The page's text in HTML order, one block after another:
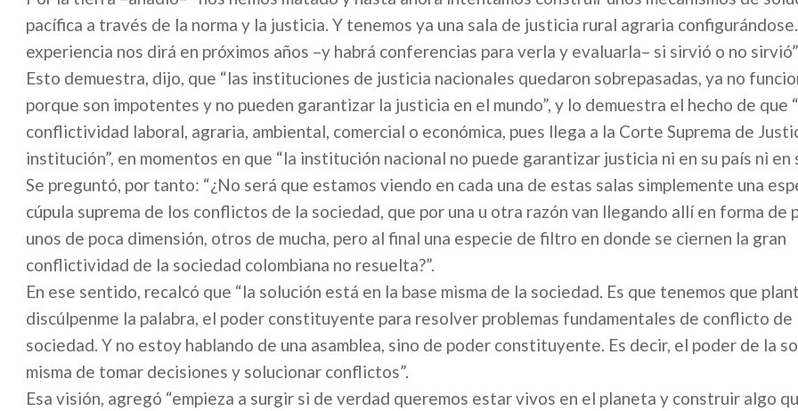
pacífica a través de la norma y la justicia. Y tenemos ya una sala de justicia rural agraria configurándose.
experiencia nos dirá en próximos años –y habrá conferencias para verla y evaluarla– si sirvió o no
Esto demuestra, dijo, que “las instituciones de justicia nacionales quedaron sobrepasadas, ya no
porque son impotentes y no pueden garantizar la justicia en el mundo”, y lo demuestra el hecho de que
conflictividad laboral, agraria, ambiental, comercial o económica, pues llega a la Corte Suprema de
institución”, en momentos en que “la institución nacional no puede garantizar justicia ni en su país ni en
Se preguntó, por tanto: “¿No será que estamos viendo en cada una de estas salas simplemente una
cúpula suprema de los conflictos de la sociedad, que por una u otra razón van llegando allí en forma de
unos de poca dimensión, otros de mucha, pero al final una especie de filtro en donde se ciernen la gran
conflictividad de la sociedad colombiana no resuelta?”.
En ese sentido, recalcó que “la solución está en la base misma de la sociedad. Es que tenemos que
discúlpenme la palabra, el poder constituyente para resolver problemas fundamentales de conflicto de
sociedad. Y no estoy hablando de una asamblea, sino de poder constituyente. Es decir, el poder de la
misma de tomar decisiones y solucionar conflictos”.
Esa visión, agregó “empieza a surgir si de verdad queremos estar vivos en el planeta y construir algo